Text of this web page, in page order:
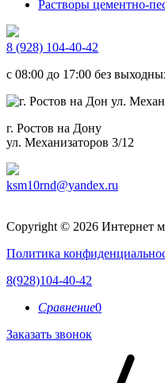
Растворы цементно-
8 (928) 104-40-42
c 08:00 до 17:00 без
г. Ростов на Дону
ул. Механизаторов 3/12
ksm10rnd@yandex.ru
Copyright © 2026 Интернет
Политика
8(928)104-40-42
Сравнение0
Заказать звонок